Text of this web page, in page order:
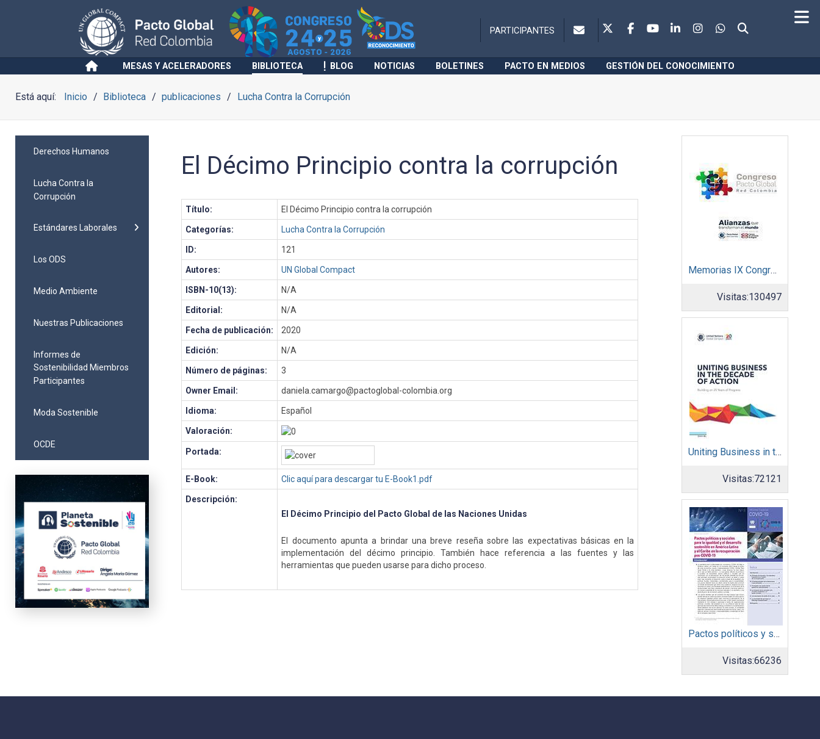
PARTICIPANTES
MESAS Y ACELERADORES BIBLIOTECA BLOG NOTICIAS BOLETINES PACTO EN MEDIOS GESTIÓN DEL CONOCIMIENTO
Está aquí: Inicio Biblioteca publicaciones Lucha Contra la Corrupción
Derechos Humanos
Lucha Contra la
Corrupción
Estándares Laborales
Los ODS
Medio Ambiente
Nuestras Publicaciones
Informes de
Sostenibilidad Miembros
Participantes
Moda Sostenible
OCDE
El Décimo Principio contra la corrupción
Título: El Décimo Principio contra la corrupción
Categorías: Lucha Contra la Corrupción
ID: 121
Autores: UN Global Compact
ISBN-10(13): N/A
Editorial: N/A
Fecha de publicación: 2020
Edición: N/A
Número de páginas: 3
Owner Email: daniela.camargo@pactoglobal-colombia.org
Idioma: Español
Valoración:
Portada:
E-Book: Clic aquí para descargar tu E-Book1.pdf
Descripción:
El Décimo Principio del Pacto Global de las Naciones Unidas
El documento apunta a brindar una breve reseña sobre las expectativas básicas en la
implementación del décimo principio. También hace referencia a las fuentes y las
herramientas que pueden usarse para dicho proceso.
Memorias IX Congreso Pacto Global 2019
Visitas:130497
Uniting Business in the Decade of Action
Visitas:72121
Pactos políticos y sociales para la igualdad y el desarrollo sostenible en América Latina y el Caribe en la recuperación pos COVID-19
Visitas:66236